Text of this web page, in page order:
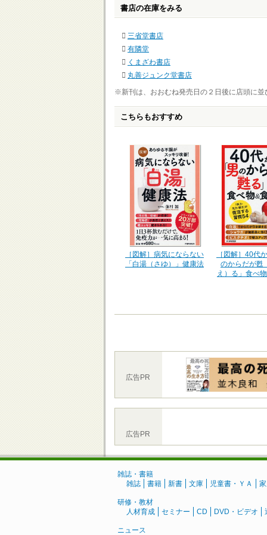
書店の在庫をみる
三省堂書店
有隣堂
くまざわ書店
丸善ジュンク堂書店
※新刊は、おおむね発売日の２日後に店頭に並
こちらもおすすめ
［図解］病気にならない
「白湯（さゆ）」健康法
［図解］40代
のからだが甦
え）る」食べ
広告PR
広告PR
雑誌・書籍
雑誌
書籍 新書 文庫 児童書・ＹＡ
研修・教材
人材育成
セミナー CD DVD・ビデオ
ニュース